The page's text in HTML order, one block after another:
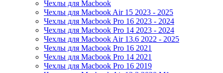
Чехлы для Macbook
Чехлы для Macbook Air 15 2023 - 2025
Чехлы для Macbook Pro 16 2023 - 2024
Чехлы для Macbook Pro 14 2023 - 2024
Чехлы для Macbook Air 13.6 2022 - 2025
Чехлы для Macbook Pro 16 2021
Чехлы для Macbook Pro 14 2021
Чехлы для Macbook Pro 16 2019